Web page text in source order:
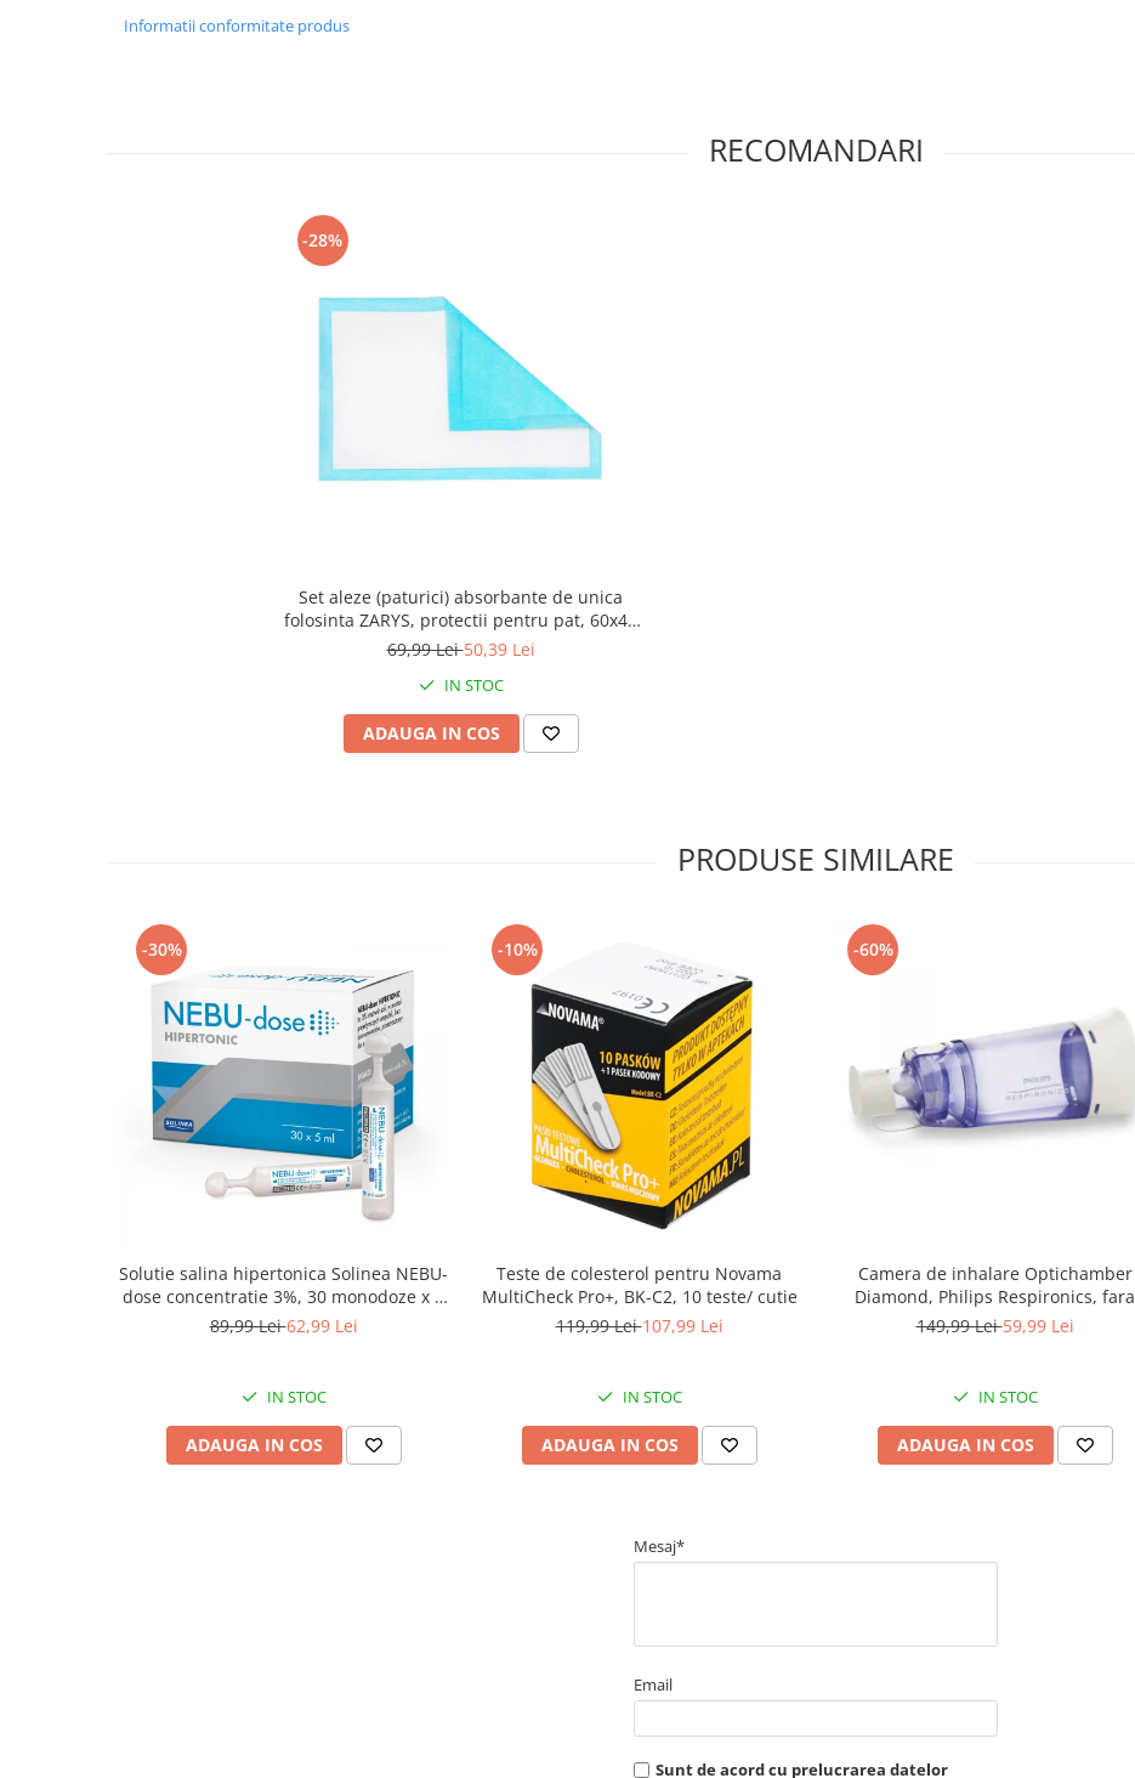
Informatii conformitate produs
RECOMANDARI
-28%
Set aleze (paturici) absorbante de unica
folosinta ZARYS, protectii pentru pat, 60x40
cm, 25 buc, BT-PC4060
69,99 Lei50,39 Lei
IN STOC
ADAUGA IN COS
PRODUSE SIMILARE
-30%
Solutie salina hipertonica Solinea NEBU-
dose concentratie 3%, 30 monodoze x 5
ml
89,99 Lei62,99 Lei
IN STOC
ADAUGA IN COS
-10%
Teste de colesterol pentru Novama
MultiCheck Pro+, BK-C2, 10 teste/ cutie
119,99 Lei107,99 Lei
IN STOC
ADAUGA IN COS
-60%
Camera de inhalare Optichamber
Diamond, Philips Respironics, fara
masca
149,99 Lei59,99 Lei
IN STOC
ADAUGA IN COS
Mesaj*
Email
Sunt de acord cu prelucrarea datelor